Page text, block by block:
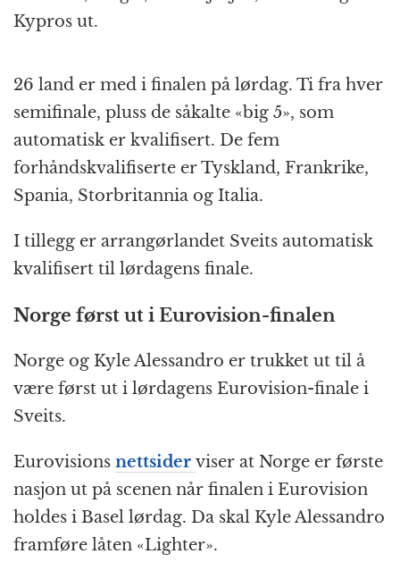
Kypros ut.
26 land er med i finalen på lørdag. Ti fra hver
semifinale, pluss de såkalte «big 5», som
automatisk er kvalifisert. De fem
forhåndskvalifiserte er Tyskland, Frankrike,
Spania, Storbritannia og Italia.
I tillegg er arrangørlandet Sveits automatisk
kvalifisert til lørdagens finale.
Norge først ut i Eurovision-finalen
Norge og Kyle Alessandro er trukket ut til å
være først ut i lørdagens Eurovision-finale i
Sveits.
Eurovisions nettsider viser at Norge er første
nasjon ut på scenen når finalen i Eurovision
holdes i Basel lørdag. Da skal Kyle Alessandro
framføre låten «Lighter».